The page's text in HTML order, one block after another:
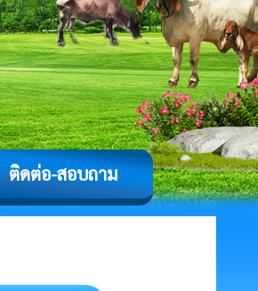
ติดต่อ-สอบถาม